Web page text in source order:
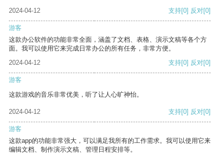
2024-04-12
支持[0] 反对[0]
游客
这款办公软件的功能非常全面，涵盖了文档、表格、演示文稿等各个方
面。我可以使用它来完成日常办公的所有任务，非常方便。
2024-04-12
支持[0] 反对[0]
游客
这款游戏的音乐非常优美，听了让人心旷神怡。
2024-04-12 支持[0] 反对[0]
游客
这款app的功能非常强大，可以满足我所有的工作需求。我可以使用它来
编辑文档、制作演示文稿、管理日程安排等。